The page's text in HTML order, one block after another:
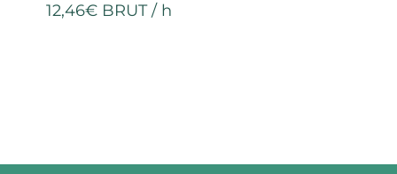
12,46€ BRUT / h